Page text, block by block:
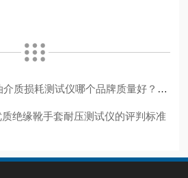
耗测试仪哪个品牌质量好？技术维度品质评估指南
绝缘靴手套耐压测试仪的评判标准